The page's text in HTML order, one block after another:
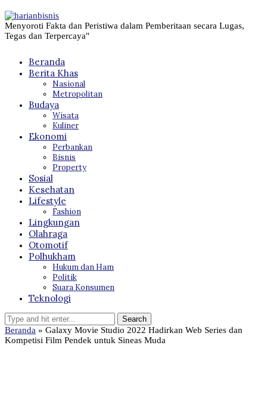
Menyoroti Fakta dan Peristiwa dalam Pemberitaan secara Lugas,
Tegas dan Terpercaya"
Beranda
Berita Khas
Nasional
Metropolitan
Budaya
Wisata
Kuliner
Ekonomi
Perbankan
Bisnis
Property
Sosial
Kesehatan
Lifestyle
Fashion
Lingkungan
Olahraga
Otomotif
Polhukham
Hukum dan Ham
Politik
Suara Konsumen
Teknologi
Beranda » Galaxy Movie Studio 2022 Hadirkan Web Series dan
Kompetisi Film Pendek untuk Sineas Muda